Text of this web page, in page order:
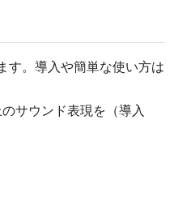
す。導入や簡単な使い方は
サウンド表現を（導入